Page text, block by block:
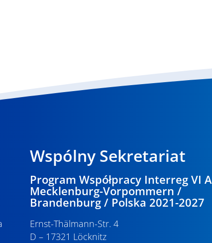
Wspólny Sekretariat
Program Współpracy Interreg VI A
Mecklenburg-Vorpommern /
Brandenburg / Polska 2021-2027
Ernst-Thälmann-Str. 4
D – 17321 Löcknitz